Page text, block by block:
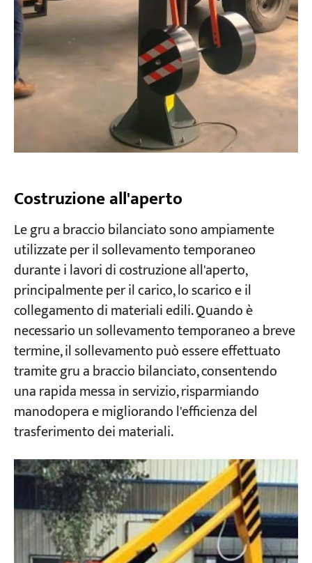
Costruzione all'aperto
Le gru a braccio bilanciato sono ampiamente
utilizzate per il sollevamento temporaneo
durante i lavori di costruzione all'aperto,
principalmente per il carico, lo scarico e il
collegamento di materiali edili. Quando è
necessario un sollevamento temporaneo a breve
termine, il sollevamento può essere effettuato
tramite gru a braccio bilanciato, consentendo
una rapida messa in servizio, risparmiando
manodopera e migliorando l'efficienza del
trasferimento dei materiali.